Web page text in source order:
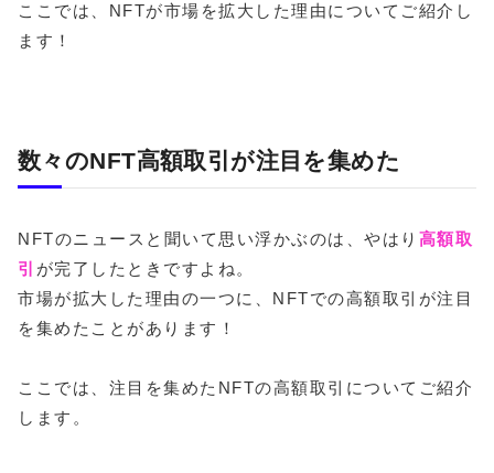
ここでは、NFTが市場を拡大した理由についてご紹介し
ます！
数々のNFT高額取引が注目を集めた
NFTのニュースと聞いて思い浮かぶのは、やはり 高額取
引 が完了したときですよね。
市場が拡大した理由の一つに、NFTでの高額取引が注目
を集めたことがあります！
ここでは、注目を集めたNFTの高額取引についてご紹介
します。